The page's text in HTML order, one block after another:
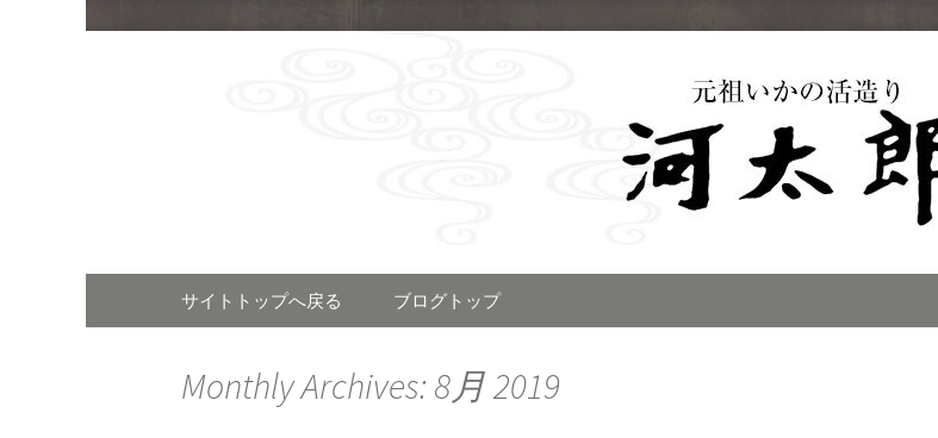
福岡で呼子のイカの活
「河太郎」のブログ
サイトトップへ戻る ブログトップ
Monthly Archives: 8月 2019